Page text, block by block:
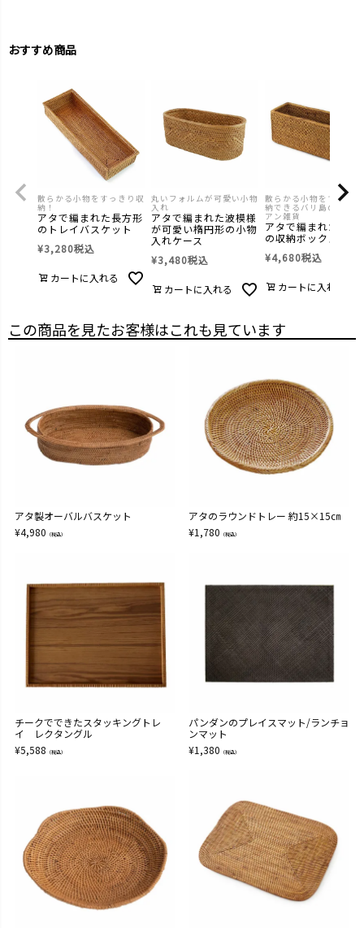
おすすめ商品
散らかる小物をすっきり収
納！
アタで編まれた長方形
のトレイバスケット
¥3,280税込
カートに入れる
丸いフォルムが可愛い小物
入れ
アタで編まれた波模様
が可愛い楕円形の小物
入れケース
¥3,480税込
カートに入れる
散らかる小物をすっき
納できるバリ島の人気
アン雑貨
アタで編まれた長方
の収納ボックス
¥4,680税込
カートに入れる
この商品を見たお客様はこれも見ています
アタ製オーバルバスケット
¥4,980 （税込）
アタのラウンドトレー 約15×15㎝
¥1,780 （税込）
チークでできたスタッキングトレ
イ レクタングル
¥5,588 （税込）
パンダンのプレイスマット/ランチョ
ンマット
¥1,380 （税込）